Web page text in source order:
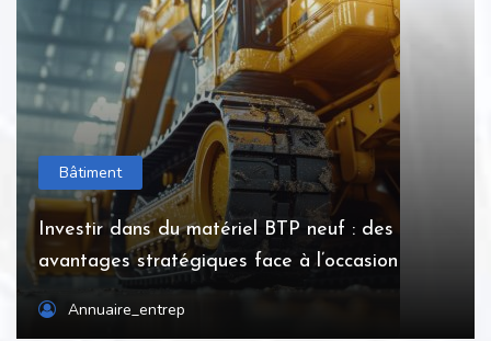
Bâtiment
Investir dans du matériel BTP neuf : des
avantages stratégiques face à l’occasion
Annuaire_entrep